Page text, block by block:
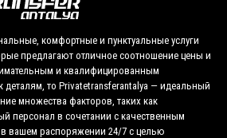
комфортные и пунктуальные услуги
предлагают отличное соотношение цены и
и квалифицированным
то Privatetransferantalya — идеальный
множества факторов, таких как
персонал в сочетании с качественным
вашем распоряжении 24/7 с целью